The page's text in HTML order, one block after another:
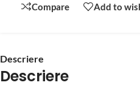
Compare Add to
Descriere
Descriere